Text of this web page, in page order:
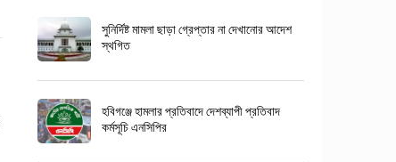
সুনির্দিষ্ট মামলা ছাড়া গ্রেপ্তার না দেখানোর আদেশ
স্থগিত
হবিগঞ্জে হামলার প্রতিবাদে দেশব্যাপী প্রতিবাদ
কর্মসূচি এনসিপির